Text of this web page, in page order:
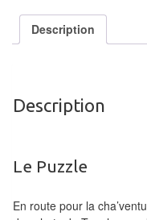
société
cartes
(TCG)
Les
Description
Description
Le Puzzle
En route pour la